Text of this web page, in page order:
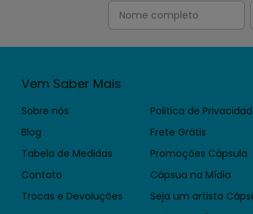
Vem Saber Mais
Sobre nós
Blog
Tabela de Medidas
Contato
Trocas e Devoluções
Politica de
Frete Grátis
Promoções Cápsula
Cápsua na Mídia
Seja um artista